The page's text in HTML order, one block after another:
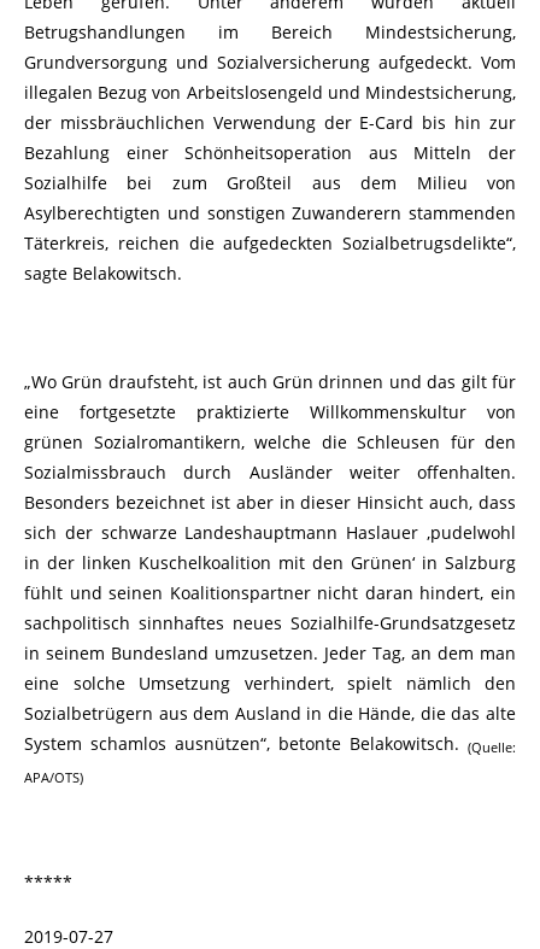
Betrugshandlungen im Bereich Mindestsicherung,
Grundversorgung und Sozialversicherung aufgedeckt. Vom
illegalen Bezug von Arbeitslosengeld und Mindestsicherung,
der missbräuchlichen Verwendung der E-Card bis hin zur
Bezahlung einer Schönheitsoperation aus Mitteln der
Sozialhilfe bei zum Großteil aus dem Milieu von
Asylberechtigten und sonstigen Zuwanderern stammenden
Täterkreis, reichen die aufgedeckten Sozialbetrugsdelikte“,
sagte Belakowitsch.
„Wo Grün draufsteht, ist auch Grün drinnen und das gilt für
eine fortgesetzte praktizierte Willkommenskultur von
grünen Sozialromantikern, welche die Schleusen für den
Sozialmissbrauch durch Ausländer weiter offenhalten.
Besonders bezeichnet ist aber in dieser Hinsicht auch, dass
sich der schwarze Landeshauptmann Haslauer ‚pudelwohl
in der linken Kuschelkoalition mit den Grünen‘ in Salzburg
fühlt und seinen Koalitionspartner nicht daran hindert, ein
sachpolitisch sinnhaftes neues Sozialhilfe-Grundsatzgesetz
in seinem Bundesland umzusetzen. Jeder Tag, an dem man
eine solche Umsetzung verhindert, spielt nämlich den
Sozialbetrügern aus dem Ausland in die Hände, die das alte
System schamlos ausnützen“, betonte Belakowitsch. (Quelle:
APA/OTS)
*****
2019-07-27